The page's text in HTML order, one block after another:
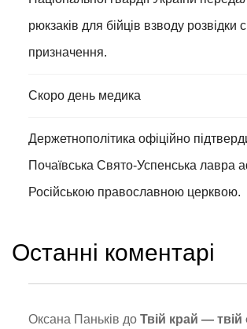
рюкзаків для бійців взводу розвідки
призначення.
Скоро день медика
Держетнополітика офіційно
Почаївська Свято-Успенська лавра
Російською православною церквою.
Останні коментарі
Оксана Паньків до Твій край —